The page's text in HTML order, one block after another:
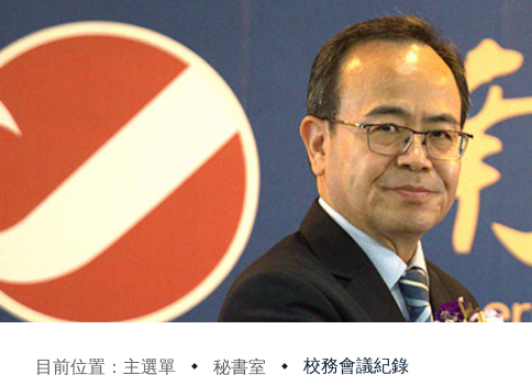
目前位置：主選單 秘書室 校務會議紀錄